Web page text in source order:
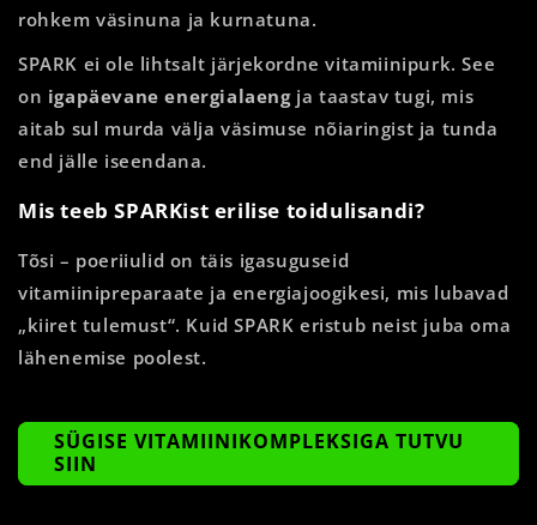
rohkem väsinuna ja kurnatuna.
SPARK ei ole lihtsalt järjekordne vitamiinipurk. See
on igapäevane energialaengja taastav tugi, mis
aitab sul murda välja väsimuse nõiaringist ja tunda
end jälle iseendana.
Mis teeb SPARKist erilise toidulisandi?
Tõsi – poeriiulid on täis igasuguseid
vitamiinipreparaate ja energiajoogikesi, mis lubavad
„kiiret tulemust“. Kuid SPARK eristub neist juba oma
lähenemise poolest.
SÜGISE VITAMIINIKOMPLEKSIGA TUTVU
SIIN